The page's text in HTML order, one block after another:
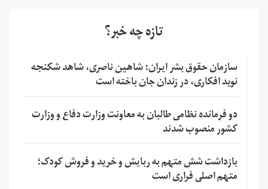
تازه چه خبر؟
سازمان حقوق بشر ایران: شاهین ناصری، شاهد شکنجه
نوید افکاری، در زندان جان باخته است
دو فرمانده نظامی طالبان به معاونت وزارت دفاع و وزارت
کشور منصوب شدند
بازداشت شش متهم به ربایش و خرید و فروش کودک؛
متهم اصلی فراری است